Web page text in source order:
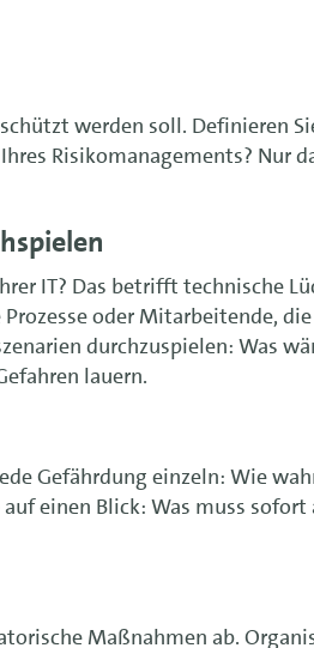
werden soll. Definieren
Risikomanagements? Nur
IT? Das betrifft technische
oder Mitarbeitende,
durchzuspielen: Was
lauern.
Gefährdung einzeln: Wie
einen Blick: Was muss
Maßnahmen ab.